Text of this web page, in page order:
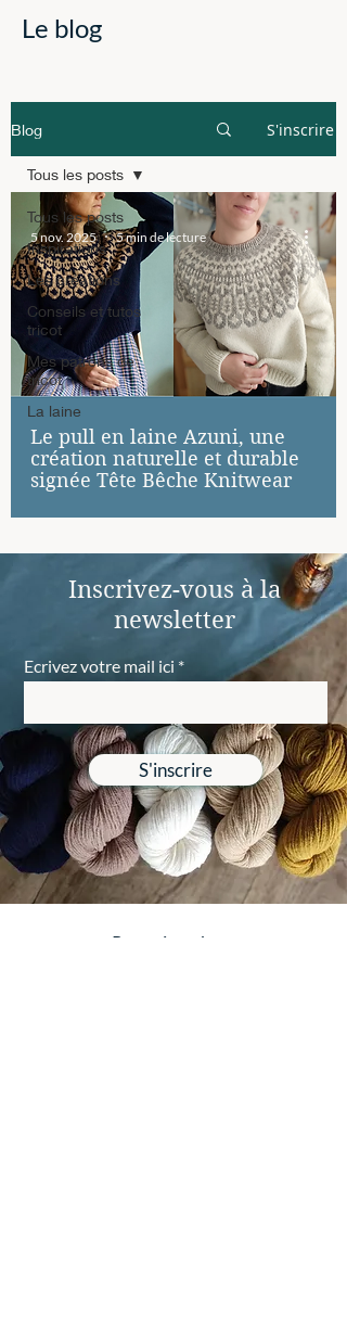
Le blog
Blog S'inscrire
Tous les posts
Inspirations
Les créations
Conseils et tutos
tricot
Mes patrons de
tricot
La laine
Tous les posts
Le pull en laine Azuni, une
création naturelle et durable
signée Tête Bêche Knitwear
5 nov. 2025 5 min de lecture
Inscrivez-vous à la
newsletter
Ecrivez votre mail ici
S'inscrire
Revenir en haut